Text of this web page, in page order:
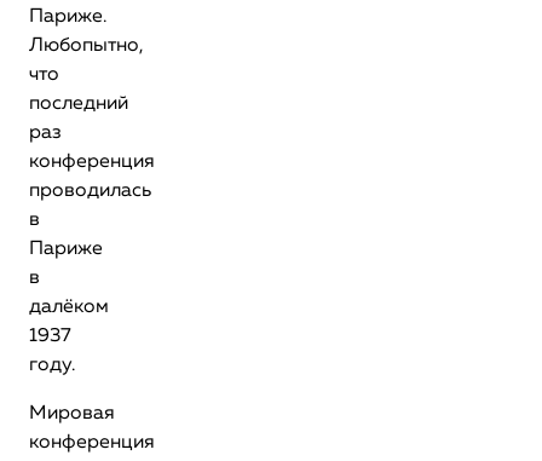
Париже.
Любопытно,
что
последний
раз
конференция
проводилась
в
Париже
в
далёком
1937
году.
Мировая
конференция